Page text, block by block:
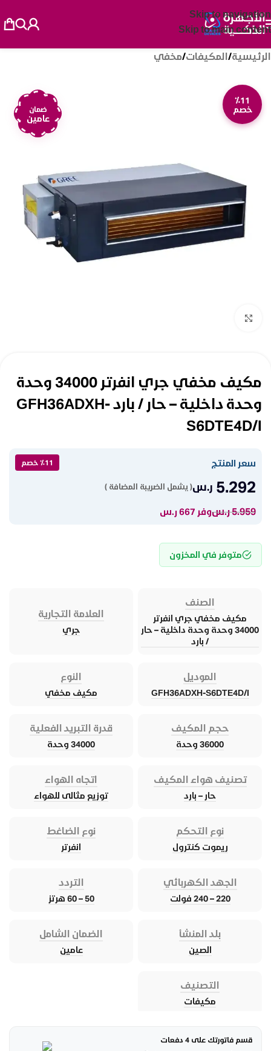
Skip to navigation
Skip to main content
الرئيسية/المكيفات/مخفي
٪11
خصم
ضمان
عامين
مكيف مخفي جري انفرتر 34000 وحدة
وحدة داخلية – حار / بارد GFH36ADXH-
S6DTE4D/I
سعر المنتج ٪11 خصم
5.292 ر.س( يشمل الضريبة المضافة )
5.959ر.سوفر 667 ر.س
متوفر في المخزون
الصنف
مكيف مخفي جري انفرتر
34000 وحدة وحدة داخلية – حار
/ بارد
العلامة التجارية
جري
الموديل
GFH36ADXH-S6DTE4D/I
النوع
مكيف مخفي
حجم المكيف
36000 وحدة
قدرة التبريد الفعلية
34000 وحدة
تصنيف هواء المكيف
حار – بارد
اتجاه الهواء
توزيع مثالى للهواء
نوع التحكم
ريموت كنترول
نوع الضاغط
انفرتر
الجهد الكهربائي
220 – 240 فولت
التردد
50 – 60 هرتز
بلد المنشأ
الصين
الضمان الشامل
عامين
التصنيف
مكيفات
قسم فاتورتك على 4 دفعات